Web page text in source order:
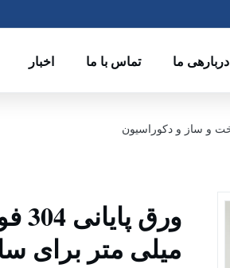
دربارهی ما تماس با ما اخبار
میلی متر برای